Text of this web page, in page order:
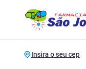
Insira o seu cep